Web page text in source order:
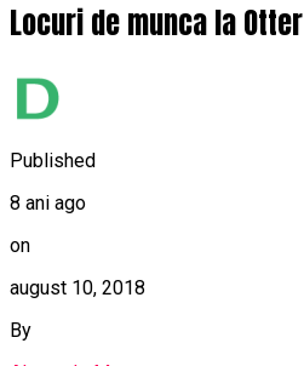
Locuri de munca la Otter
Published
8 ani ago
on
august 10, 2018
By